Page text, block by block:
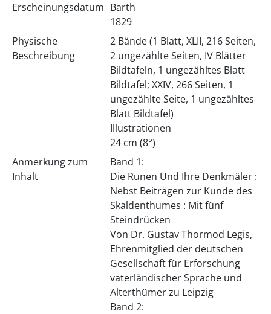
Erscheinungsdatum Barth
1829
Physische
Beschreibung
2 Bände (1 Blatt, XLII, 216 Seiten,
2 ungezählte Seiten, IV Blätter
Bildtafeln, 1 ungezähltes Blatt
Bildtafel; XXIV, 266 Seiten, 1
ungezählte Seite, 1 ungezähltes
Blatt Bildtafel)
Illustrationen
24 cm (8°)
Anmerkung zum
Inhalt
Band 1:
Die Runen Und Ihre Denkmäler :
Nebst Beiträgen zur Kunde des
Skaldenthumes : Mit fünf
Steindrücken
Von Dr. Gustav Thormod Legis,
Ehrenmitglied der deutschen
Gesellschaft für Erforschung
vaterländischer Sprache und
Alterthümer zu Leipzig
Band 2: